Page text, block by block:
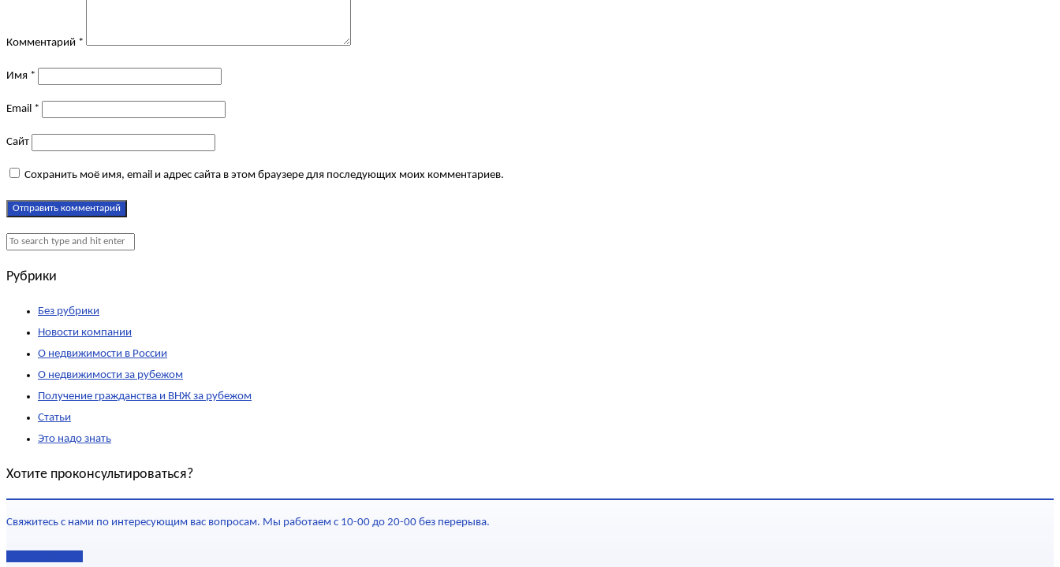
Комментарий *
Имя *
Email *
Сайт
Сохранить моё имя, email и адрес сайта в этом браузере для последующих моих комментариев.
Рубрики
Без рубрики
Новости компании
О недвижимости в России
О недвижимости за рубежом
Получение гражданства и ВНЖ за рубежом
Статьи
Это надо знать
Хотите проконсультироваться?
Свяжитесь с нами по интересующим вас вопросам. Мы работаем с 10-00 до 20-00 без перерыва.